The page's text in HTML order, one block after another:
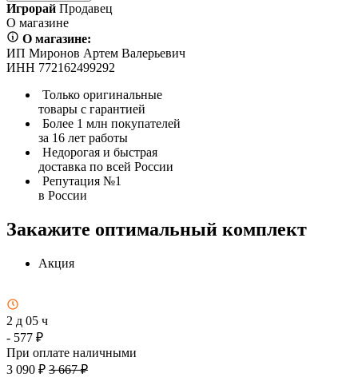
Игрорай Продавец
О магазине
О магазине:
ИП Миронов Артем Валерьевич
ИНН 772162499292
Только оригинальные
товары с гарантией
Более 1 млн покупателей
за 16 лет работы
Недорогая и быстрая
доставка по всей России
Репутация №1
в России
Закажите оптимальный комплект
Акция
2 д 05 ч
- 577 ₽
При оплате наличными
3 090 ₽ 3 667 ₽